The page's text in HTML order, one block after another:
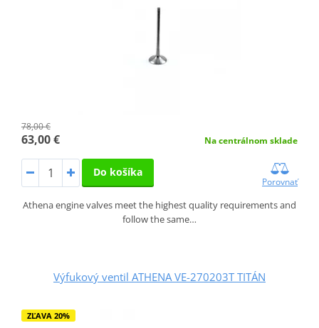
78,00 €
63,00 € Na centrálnom sklade
Do košíka
Porovnať
Athena engine valves meet the highest quality requirements and
follow the same…
Výfukový ventil ATHENA VE-270203T TITÁN
ZĽAVA 20%